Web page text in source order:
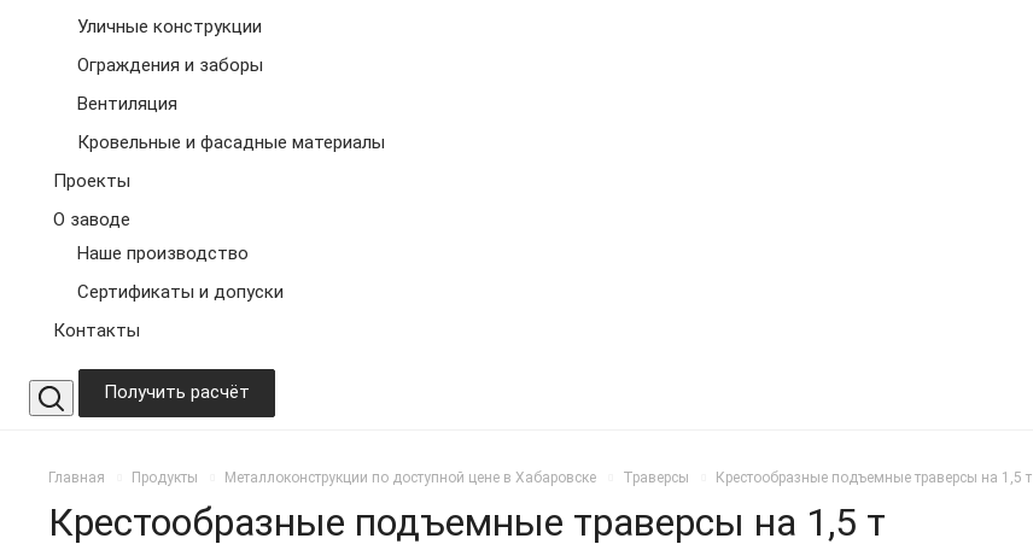
Уличные конструкции
Ограждения и заборы
Вентиляция
Кровельные и фасадные материалы
Проекты
О заводе
Наше производство
Сертификаты и допуски
Контакты
Получить расчёт
Главная Продукты Металлоконструкции по доступной цене в Хабаровске Траверсы Крестообразные подъемные траверсы на 1,5 т
Крестообразные подъемные траверсы на 1,5 т